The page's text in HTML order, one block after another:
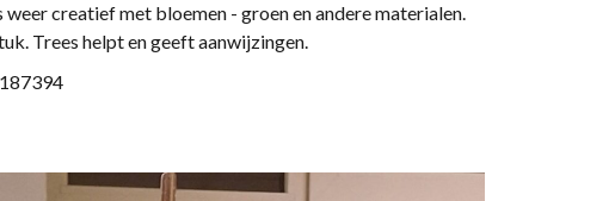
creatief met bloemen - groen en andere materialen.
Trees helpt en geeft aanwijzingen.